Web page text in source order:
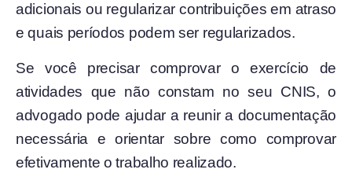
adicionais ou regularizar contribuições em atraso
e quais períodos podem ser regularizados.
Se você precisar comprovar o exercício de
atividades que não constam no seu CNIS, o
advogado pode ajudar a reunir a documentação
necessária e orientar sobre como comprovar
efetivamente o trabalho realizado.